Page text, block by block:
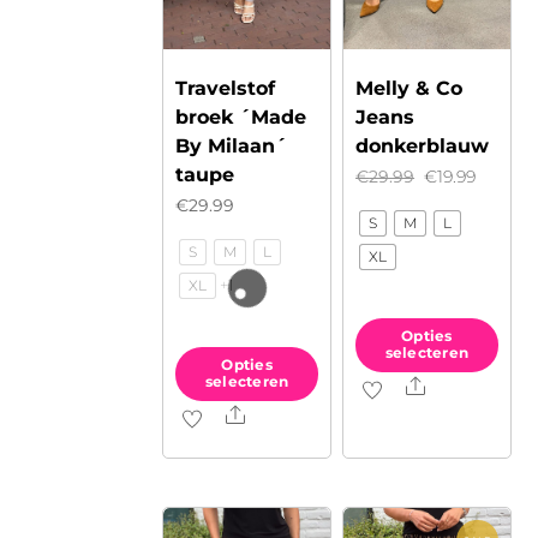
op
productpagina
op
productpagina
Travelstof
broek ´Made
By Milaan´
taupe
€29.99
S M
L
XL
+1
Opties
selecteren
Dit
meerdere
Share
Melly & Co
Jeans
donkerblauw
€29.99
prijs
was:
€19.99
S M
L
XL
Opties
selecteren
Dit
variaties.
Share